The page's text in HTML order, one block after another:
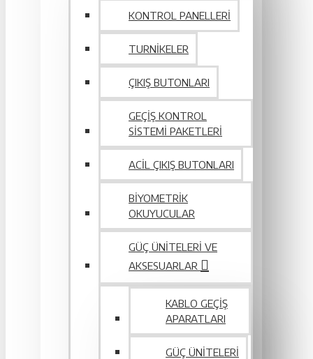
KONTROL PANELLERI
TURNIKELER
ÇIKIŞ BUTONLARI
GEÇIŞ KONTROL
SISTEMI PAKETLERI
ACIL ÇIKIŞ BUTONLARI
BIYOMETRIK
OKUYUCULAR
GÜÇ ÜNITELERI VE
AKSESUARLAR
KABLO GEÇIŞ
APARATLARI
GÜÇ ÜNITELERI